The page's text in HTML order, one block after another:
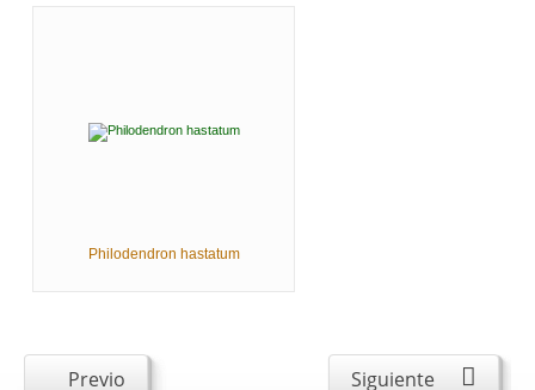
Philodendron hastatum
Previo Siguiente